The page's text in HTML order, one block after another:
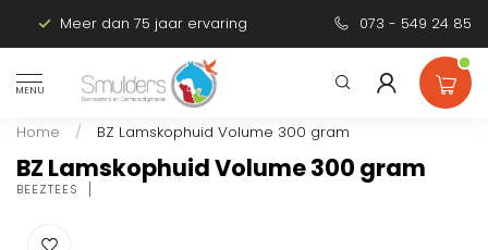
Meer dan 75 jaar ervaring Persoonlijk
073 - 549 24 85
MENU
Home / BZ Lamskophuid Volume 300 gram
BZ Lamskophuid Volume 300 gram
BEEZTEES